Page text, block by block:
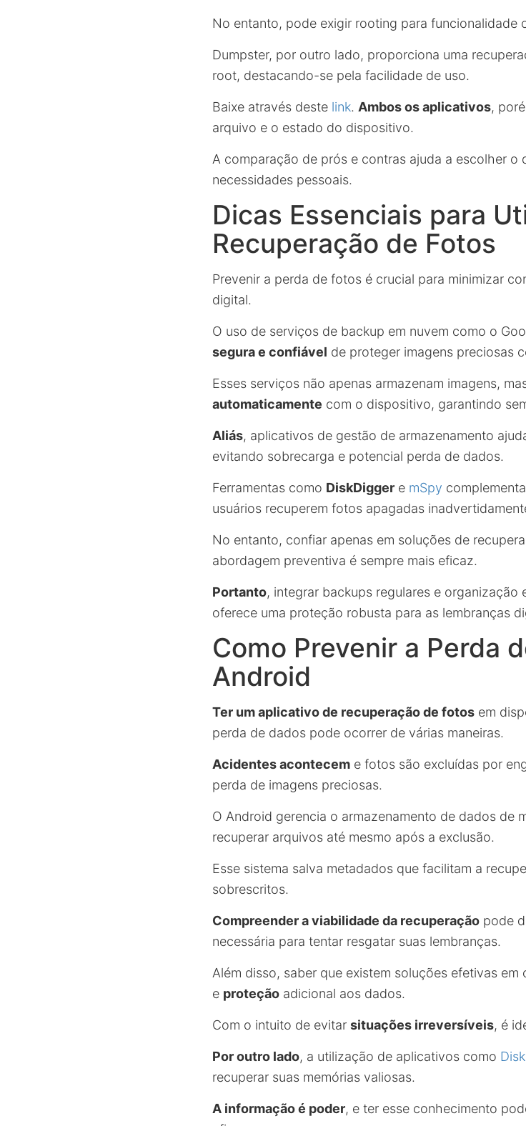
No entanto, pode exigir rooting para funcionalidade
Dumpster, por outro lado, proporciona uma
root, destacando-se pela facilidade de uso.
Baixe através deste link. Ambos os aplicativos,
arquivo e o estado do dispositivo.
A comparação de prós e contras ajuda a escolher o
necessidades pessoais.
Dicas Essenciais para
Recuperação de Fotos
Prevenir a perda de fotos é crucial para minimizar
digital.
O uso de serviços de backup em nuvem como o
segura e confiável de proteger imagens preciosas
Esses serviços não apenas armazenam imagens,
automaticamente com o dispositivo, garantindo
Aliás, aplicativos de gestão de armazenamento
evitando sobrecarga e potencial perda de dados.
Ferramentas como DiskDigger e mSpy
usuários recuperem fotos apagadas
No entanto, confiar apenas em soluções de
abordagem preventiva é sempre mais eficaz.
Portanto, integrar backups regulares e
oferece uma proteção robusta para as lembranças
Como Prevenir a Perda
Android
Ter um aplicativo de recuperação de fotos em
perda de dados pode ocorrer de várias maneiras.
Acidentes acontecem e fotos são excluídas por
perda de imagens preciosas.
O Android gerencia o armazenamento de dados de
recuperar arquivos até mesmo após a exclusão.
Esse sistema salva metadados que facilitam a
sobrescritos.
Compreender a viabilidade da recuperação pode
necessária para tentar resgatar suas lembranças.
Além disso, saber que existem soluções efetivas
e proteção adicional aos dados.
Com o intuito de evitar situações irreversíveis, é
Por outro lado, a utilização de aplicativos como
recuperar suas memórias valiosas.
A informação é poder, e ter esse conhecimento